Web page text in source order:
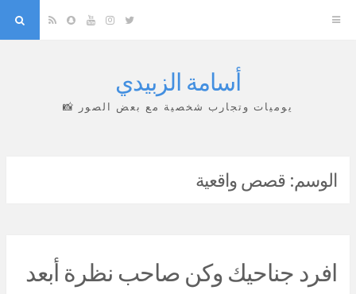
Twitter
Instagram
YouTube
Snapchat
RSS
أسامة الزبيدي
يوميات وتجارب شخصية مع بعض الصور 📸
الوسم: قصص واقعية
افرد جناحيك وكن صاحب نظرة أبعد